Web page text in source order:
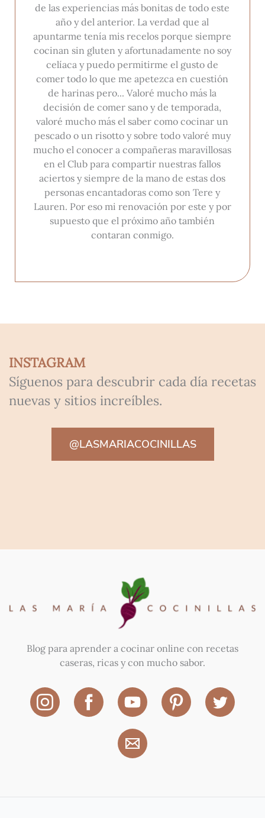
de las experiencias más bonitas de todo este
año y del anterior. La verdad que al
apuntarme tenía mis recelos porque siempre
cocinan sin gluten y afortunadamente no soy
celíaca y puedo permitirme el gusto de
comer todo lo que me apetezca en cuestión
de harinas pero... Valoré mucho más la
decisión de comer sano y de temporada,
valoré mucho más el saber como cocinar un
pescado o un risotto y sobre todo valoré muy
mucho el conocer a compañeras maravillosas
en el Club para compartir nuestras fallos
aciertos y siempre de la mano de estas dos
personas encantadoras como son Tere y
Lauren. Por eso mi renovación por este y por
supuesto que el próximo año también
contaran conmigo.
INSTAGRAM
Síguenos para descubrir cada día recetas
nuevas y sitios increíbles.
@LASMARIACOCINILLAS
Blog para aprender a cocinar online con recetas
caseras, ricas y con mucho sabor.